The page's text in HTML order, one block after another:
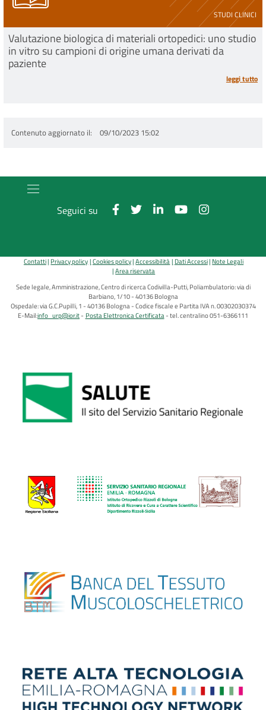
STUDI CLINICI
Valutazione biologica di materiali ortopedici: uno studio
in vitro su campioni di origine umana derivati da
paziente
leggi tutto
Contenuto aggiornato il 09/10/2023 15:02
Seguici su
Contatti Privacy policy Cookies policy Accessibilità Dati Accessi Note Legali
Area riservata
Sede legale, Amministrazione, Centro di ricerca Codivilla-Putti, Poliambulatorio: via di
Barbiano, 1/10 - 40136 Bologna
Ospedale: via G.C.Pupilli, 1 - 40136 Bologna - Codice fiscale e Partita IVA n. 00302030374
E-Mail:info_urp@ior.it Posta Elettronica Certificata tel. centralino 051-6366111